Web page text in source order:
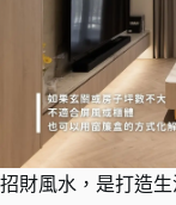
招財風水，是打造